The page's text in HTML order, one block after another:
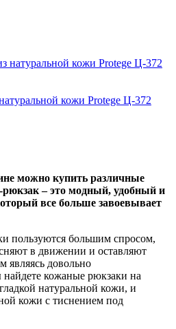
кожи Protege Ц-372
можно купить различные
– это модный, удобный и
все больше завоевывает
пользуются большим спросом,
в движении и оставляют
являясь довольно
кожаные рюкзаки на
натуральной кожи, и
кожи с тиснением под